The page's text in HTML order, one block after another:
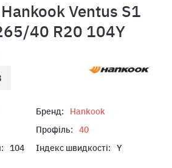
Ventus S1
40 R20 104Y
Бренд:
Hankook
Профіль:
40
104 Індекс швидкості: Y